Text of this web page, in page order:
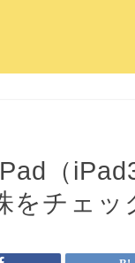
（
をチェッ